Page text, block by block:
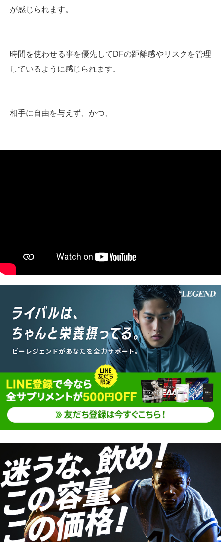
が感じられます。
時間を使わせる事を優先してDFの距離感やリスクを管理
しているように感じられます。
相手に自由を与えず、かつ、